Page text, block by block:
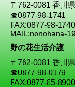
〒762-0081 香川
☎0877-98-1741
FAX:0877-98-1740
MAIL:nonohana-
野の花生活介護
〒762-0081 香川
☎0877-98-0179
FAX:0877-85-8900